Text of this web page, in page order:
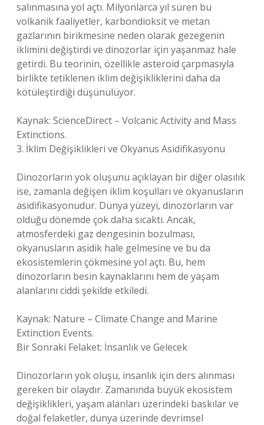
salınmasına yol açtı. Milyonlarca yıl süren bu
volkanik faaliyetler, karbondioksit ve metan
gazlarının birikmesine neden olarak gezegenin
iklimini değiştirdi ve dinozorlar için yaşanmaz hale
getirdi. Bu teorinin, özellikle asteroid çarpmasıyla
birlikte tetiklenen iklim değişikliklerini daha da
kötüleştirdiği düşünülüyor.
Kaynak: ScienceDirect – Volcanic Activity and Mass
Extinctions.
3. İklim Değişiklikleri ve Okyanus Asidifikasyonu
Dinozorların yok oluşunu açıklayan bir diğer olasılık
ise, zamanla değişen iklim koşulları ve okyanusların
asidifikasyonudur. Dünya yüzeyi, dinozorların var
olduğu dönemde çok daha sıcaktı. Ancak,
atmosferdeki gaz dengesinin bozulması,
okyanusların asidik hale gelmesine ve bu da
ekosistemlerin çökmesine yol açtı. Bu, hem
dinozorların besin kaynaklarını hem de yaşam
alanlarını ciddi şekilde etkiledi.
Kaynak: Nature – Climate Change and Marine
Extinction Events.
Bir Sonraki Felaket: İnsanlık ve Gelecek
Dinozorların yok oluşu, insanlık için ders alınması
gereken bir olaydır. Zamanında büyük ekosistem
değişiklikleri, yaşam alanları üzerindeki baskılar ve
doğal felaketler, dünya üzerinde devrimsel